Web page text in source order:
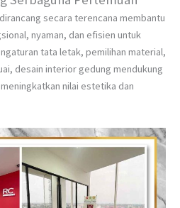
secara terencana membantu
nyaman, dan efisien untuk
tata letak, pemilihan material,
desain interior gedung mendukung
nilai estetika dan